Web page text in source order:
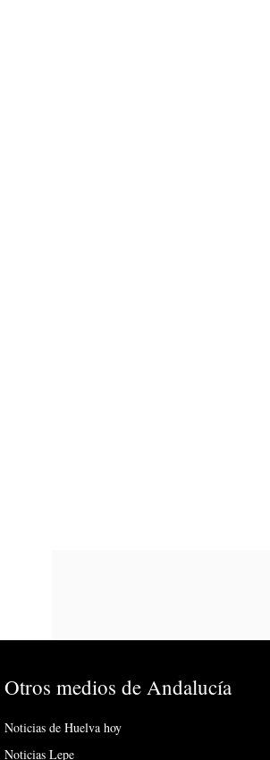
Otros medios de Andalucía
Noticias de Huelva hoy
Noticias Lepe